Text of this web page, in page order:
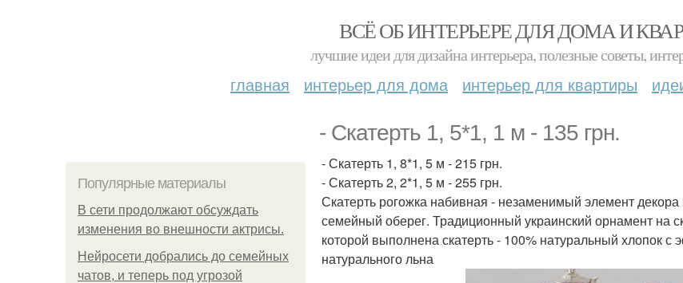
ВСЁ ОБ ИНТЕРЬЕРЕ ДЛЯ ДОМА И
лучшие идеи для дизайна интерьера, полезные советы,
главная интерьер для дома интерьер для квартиры
- Скатерть 1, 5*1, 1 м - 135 грн.
Популярные материалы
В сети продолжают обсуждать
изменения во внешности актрисы.
Нейросети добрались до семейных
чатов, и теперь под угрозой
- Скатерть 1, 8*1, 5 м - 215 грн.
- Скатерть 2, 2*1, 5 м - 255 грн.
Скатерть рогожка набивная - незаменимый элемент
семейный оберег. Традиционный украинский орнамент на
которой выполнена скатерть - 100% натуральный хлопок
натурального льна